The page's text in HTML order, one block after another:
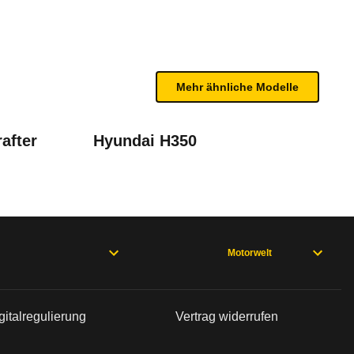
sind, entnehmen Sie bitte dem Rückruf, da
Hyundai H350
Mehr ähnliche Modelle
Motorwelt
Vertrag widerrufen